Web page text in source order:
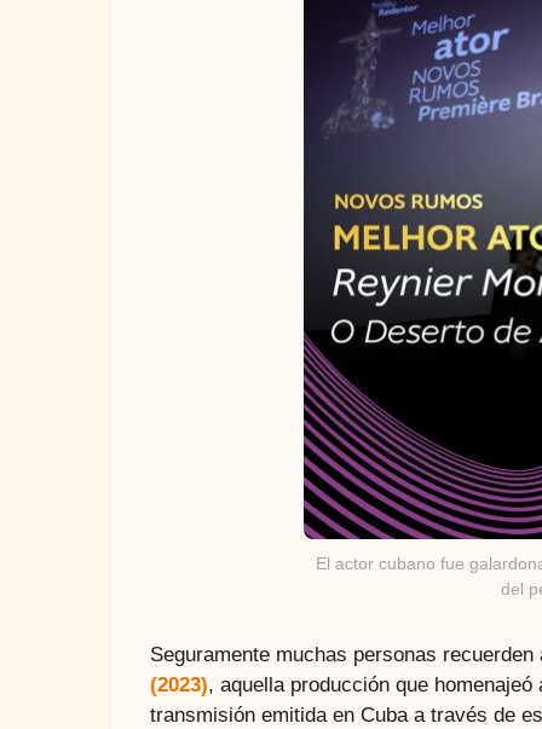
El actor cubano fue
del
Seguramente muchas personas
(2023), aquella producción que
transmisión emitida en Cuba a través de